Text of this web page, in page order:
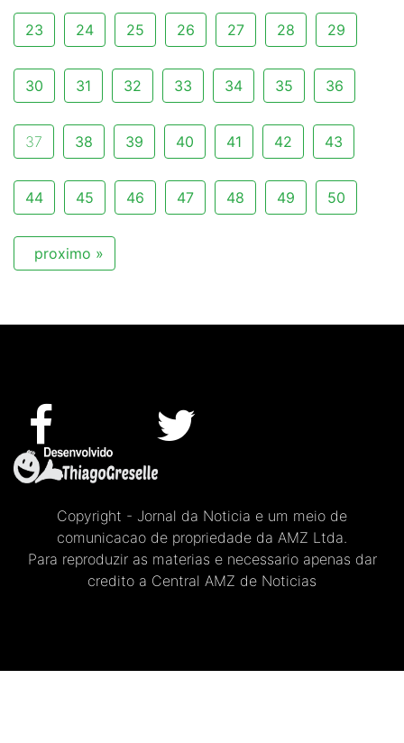
23 24 25 26 27 28 29
30 31 32 33 34 35 36
37 38 39 40 41 42 43
44 45 46 47 48 49 50
proximo »
Copyright - Jornal da Noticia e um meio de
comunicacao de propriedade da AMZ Ltda.
Para reproduzir as materias e necessario apenas dar
credito a Central AMZ de Noticias